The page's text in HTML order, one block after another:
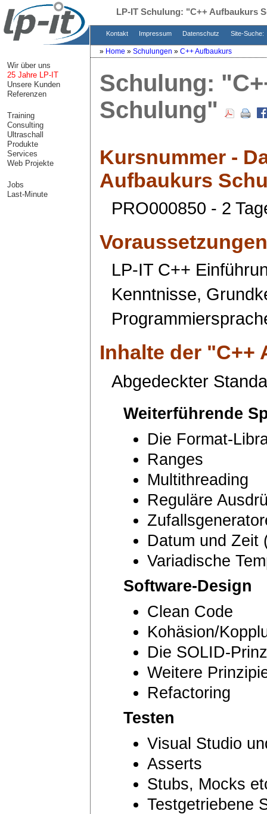
LP-IT Schulung: "C++ Aufbaukurs
Kontakt Impressum Datenschutz Site-Suche:
» Home » Schulungen » C++ Aufbaukurs
Schulung:
Schulung"
Kursnummer -
Aufbaukurs
PRO000850 - 2
Voraussetzungen
LP-IT C++
Kenntnisse,
Inhalte der "C++
Abgedeckter
Weiterführende
Die Format-
Ranges
Multithreading
Reguläre
Datum und Zeit
Variadische
Software-Design
Clean Code
Kohäsion/
Die SOLID-
Weitere
Refactoring
Testen
Visual Studio
Asserts
Stubs, Mocks
Testgetriebene
Wir über uns
25 Jahre LP-IT
Unsere Kunden
Referenzen
Training
Consulting
Ultraschall
Produkte
Services
Web Projekte
Jobs
Last-Minute